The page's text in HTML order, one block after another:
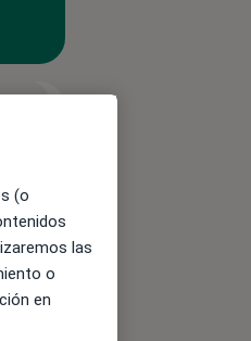
(o
las
o
en